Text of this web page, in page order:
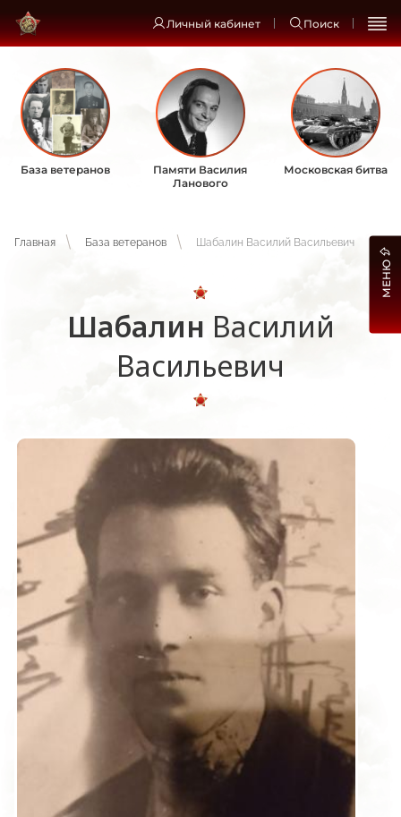
Личный кабинет Поиск
База ветеранов
Памяти Василия
Ланового
Московская битва
Главная База ветеранов Шабалин Василий Васильевич
Шабалин Василий
Васильевич
МЕНЮ